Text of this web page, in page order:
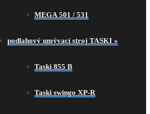
MEGA 501 / 531
podlahový umývací stroj TASKI »
Taski 855 B
Taski swingo XP-R